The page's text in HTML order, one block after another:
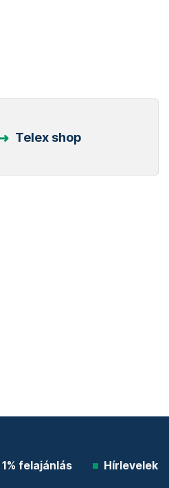
Telex shop
felajánlás Hírlevelek